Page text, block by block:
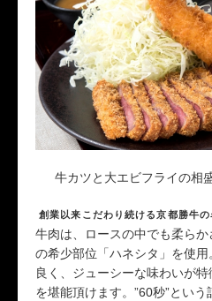
牛カツと大エビフライの相
創業以来こだわり続ける京都勝牛の
牛肉は、ロースの中でも柔ら
の希少部位「ハネシタ」を使
良く、ジューシーな味わいが
を堪能頂けます。”60秒”とい